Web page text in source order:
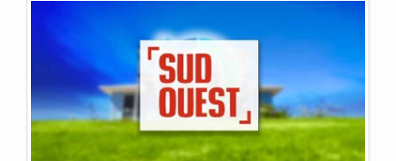
juillet 2021 (2)
juin 2021 (2)
mai 2021 (1)
avril 2021 (1)
mars 2021 (2)